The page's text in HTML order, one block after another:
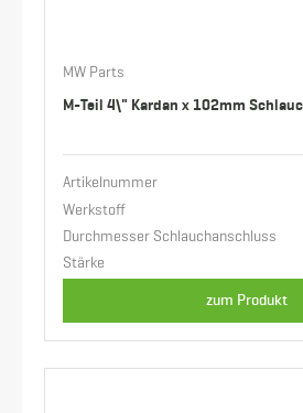
MW Parts
M-Teil 4\" Kardan x 102mm
Artikelnummer
Werkstoff
Durchmesser Schlauchanschluss
Stärke
zum Produkt